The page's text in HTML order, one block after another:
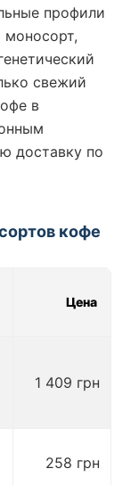
профили
свежий
в
доставку по
кофе
Цена
1 409 грн
258 грн